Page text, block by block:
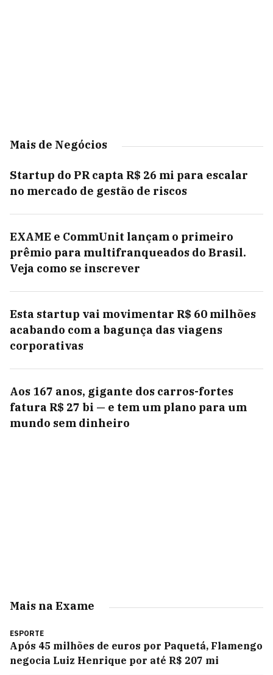
Mais de Negócios
Startup do PR capta R$ 26 mi para escalar
no mercado de gestão de riscos
EXAME e CommUnit lançam o primeiro
prêmio para multifranqueados do Brasil.
Veja como se inscrever
Esta startup vai movimentar R$ 60 milhões
acabando com a bagunça das viagens
corporativas
Aos 167 anos, gigante dos carros-fortes
fatura R$ 27 bi — e tem um plano para um
mundo sem dinheiro
Mais na Exame
ESPORTE
Após 45 milhões de euros por Paquetá, Flamengo
negocia Luiz Henrique por até R$ 207 mi